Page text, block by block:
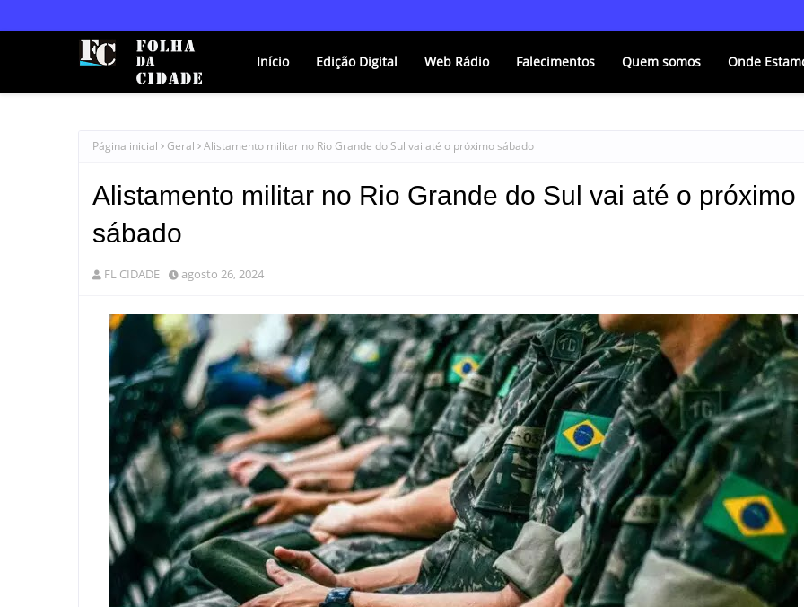
Início Edição Digital Web Rádio Falecimentos Quem somos Onde
Página inicial Geral Alistamento militar no Rio Grande do Sul vai até o próximo sábado
Alistamento militar no Rio Grande do Sul vai até o próximo
sábado
FL CIDADE agosto 26, 2024